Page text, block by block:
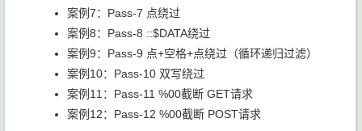
案例7：Pass-7 点绕过
案例8：Pass-8 ::$DATA绕过
案例9：Pass-9 点+空格+点绕过（循环递归过滤）
案例10：Pass-10 双写绕过
案例11：Pass-11 %00截断 GET请求
案例12：Pass-12 %00截断 POST请求